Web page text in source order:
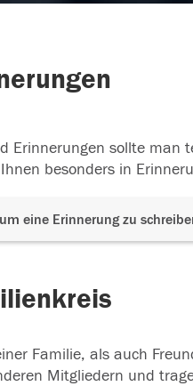
Erinnerungen sollte man
besonders in
eine Erinnerung zu
Familie, als auch
Mitgliedern und